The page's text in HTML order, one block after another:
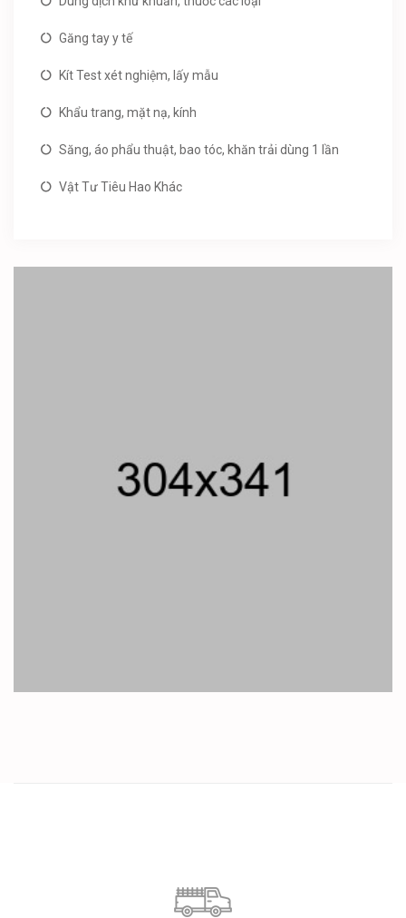
Găng tay y tế
Kít Test xét nghiệm, lấy mẫu
Khẩu trang, mặt nạ, kính
Săng, áo phẩu thuật, bao tóc, khăn trải dùng 1 lần
Vật Tư Tiêu Hao Khác